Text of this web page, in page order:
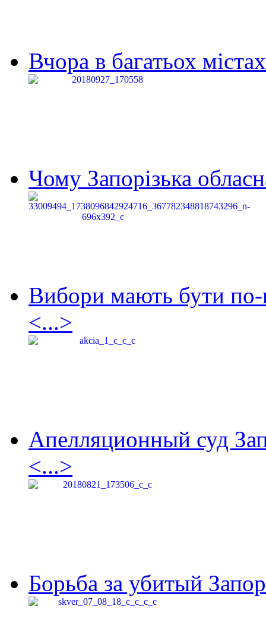
Вчора в багатьох
Чому Запорізька
Вибори мають бути по-
<...>
Апелляционный суд
<...>
Борьба за убитый